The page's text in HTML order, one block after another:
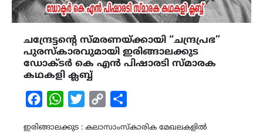
ചന്ദ്രേട്ടൻ്റെ സ്മരണയ്ക്കായി “ചന്ദ്രപ്രഭ”
പുരസ്കാരവുമായി ഇരിങ്ങാലക്കുട
ഡോക്ടർ കെ എൻ പിഷാരടി സ്മാരക
കഥകളി ക്ലബ്ബ്
FacebookWhatsAppTwitterCopy
ഇരിങ്ങാലക്കുട : കലാസാംസ്കാരിക മേഖലകളിൽ